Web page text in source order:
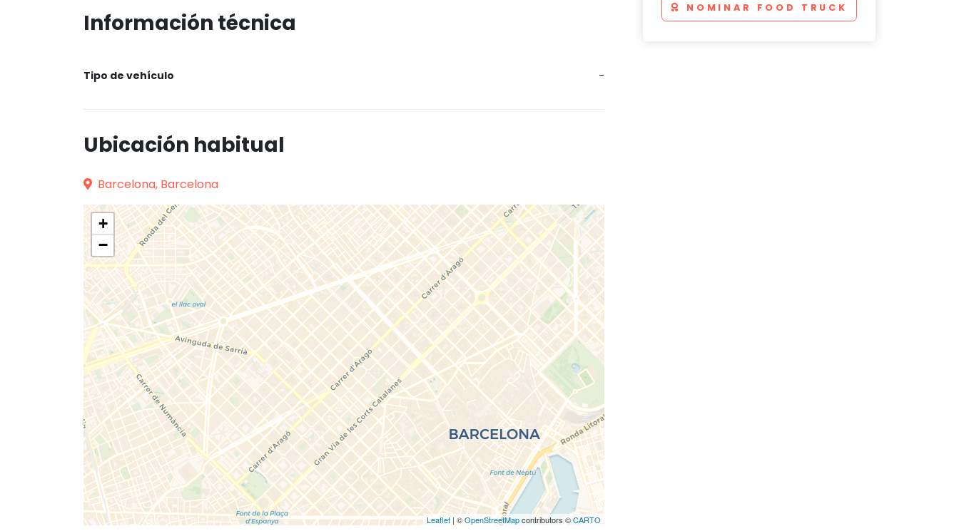
Información técnica
Tipo de vehículo -
Ubicación habitual
Barcelona, Barcelona
+
−
Leaflet | ©OpenStreetMapcontributors ©CARTO
NOMINAR FOOD TRUCK